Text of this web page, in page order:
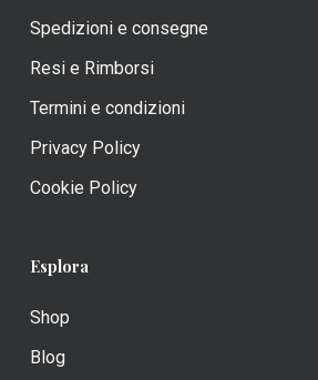
Spedizioni e consegne
Resi e Rimborsi
Termini e condizioni
Privacy Policy
Cookie Policy
Esplora
Shop
Blog